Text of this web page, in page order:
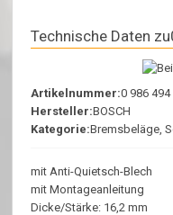
Technische Daten
Artikelnummer:0 986 494
Hersteller:BOSCH
Kategorie:Bremsbeläge,
mit Anti-Quietsch-Blech
mit Montageanleitung
Dicke/Stärke: 16,2 mm